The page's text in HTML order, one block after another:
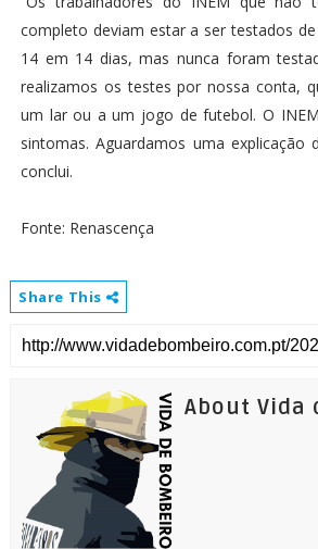
completo deviam estar a ser testados
14 em 14 dias, mas nunca foram
realizamos os testes por nossa conta,
um lar ou a um jogo de futebol. O
sintomas. Aguardamos uma explicação
conclui.
Fonte: Renascença
Share This
About Vida